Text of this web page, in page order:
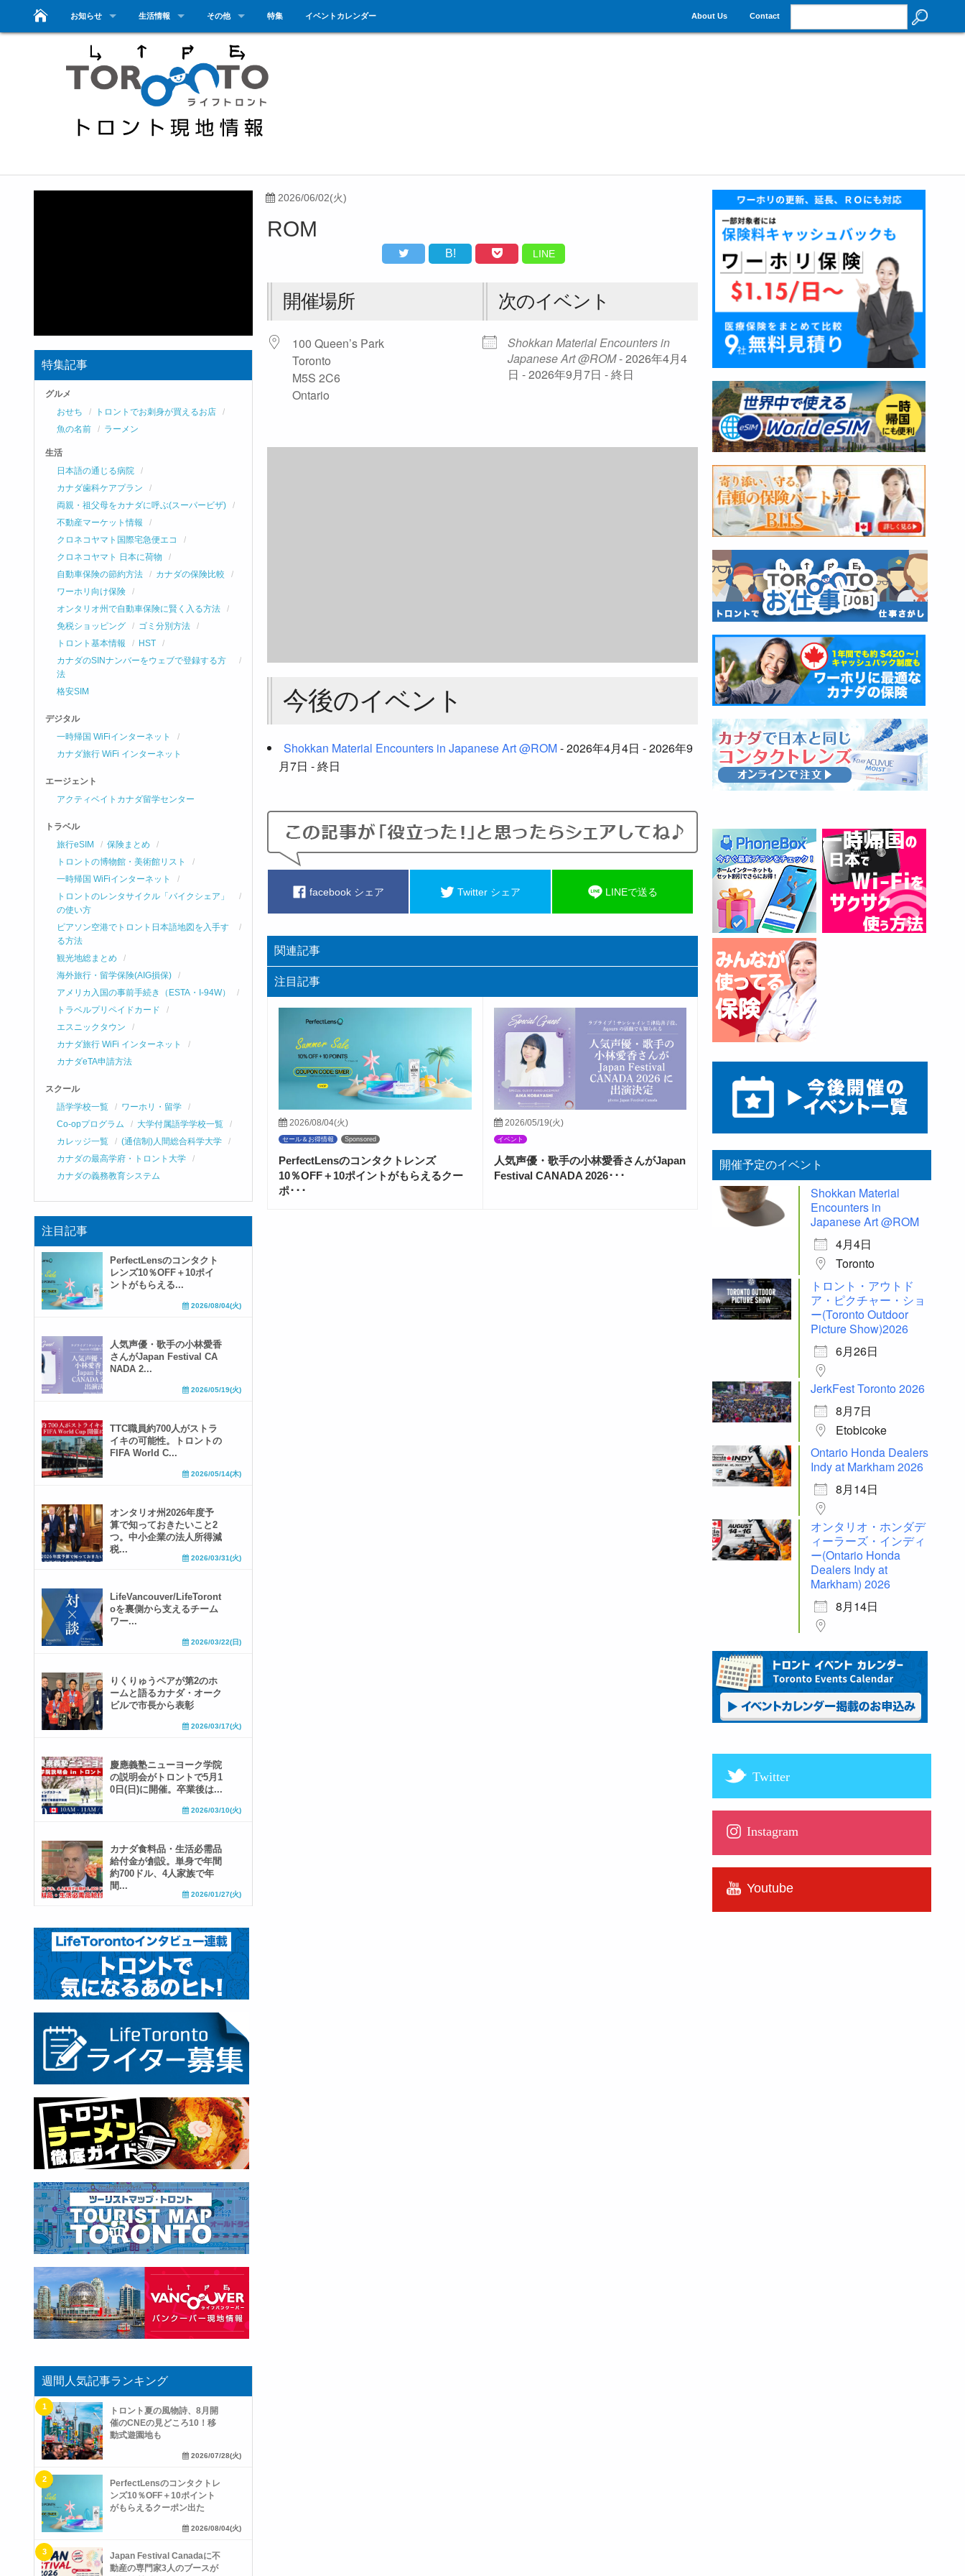
お知らせ 生活情報 その他 特集 イベントカレンダー About Us Contact
2026/06/02(火)
ROM
B! LINE
開催場所
100 Queen’s Park
Toronto
M5S 2C6
Ontario
次のイベント
Shokkan Material Encounters in
Japanese Art @ROM- 2026年4月4
日 - 2026年9月7日 - 終日
今後のイベント
Shokkan Material Encounters in Japanese Art @ROM- 2026年4月4日 - 2026年9
月7日 - 終日
facebook シェア Twitter シェア LINEで送る
関連記事
注目記事
2026/08/04(火)
セール＆お得情報 Sponsored
PerfectLensのコンタクトレンズ
10％OFF＋10ポイントがもらえるクー
ポ･･･
2026/05/19(火)
イベント
人気声優・歌手の小林愛香さんがJapan
Festival CANADA 2026･･･
特集記事
グルメ
おせち
トロントでお刺身が買えるお店
魚の名前
ラーメン
生活
日本語の通じる病院
カナダ歯科ケアプラン
両親・祖父母をカナダに呼ぶ(スーパービザ)
不動産マーケット情報
クロネコヤマト国際宅急便エコ
クロネコヤマト 日本に荷物
自動車保険の節約方法
カナダの保険比較
ワーホリ向け保険
オンタリオ州で自動車保険に賢く入る方法
免税ショッピング
ゴミ分別方法
トロント基本情報
HST
カナダのSINナンバーをウェブで登録する方
法
格安SIM
デジタル
一時帰国 WiFiインターネット
カナダ旅行 WiFi インターネット
エージェント
アクティベイトカナダ留学センター
トラベル
旅行eSIM
保険まとめ
トロントの博物館・美術館リスト
一時帰国 WiFiインターネット
トロントのレンタサイクル「バイクシェア」
の使い方
ピアソン空港でトロント日本語地図を入手す
る方法
観光地総まとめ
海外旅行・留学保険(AIG損保)
アメリカ入国の事前手続き（ESTA・I-94W）
トラベルプリペイドカード
エスニックタウン
カナダ旅行 WiFi インターネット
カナダeTA申請方法
スクール
語学学校一覧
ワーホリ・留学
Co-opプログラム
大学付属語学学校一覧
カレッジ一覧
(通信制)人間総合科学大学
カナダの最高学府・トロント大学
カナダの義務教育システム
注目記事
PerfectLensのコンタクト
レンズ10％OFF＋10ポイ
ントがもらえる...
2026/08/04(火)
人気声優・歌手の小林愛香
さんがJapan Festival CA
NADA 2...
2026/05/19(火)
TTC職員約700人がストラ
イキの可能性。トロントの
FIFA World C...
2026/05/14(木)
オンタリオ州2026年度予
算で知っておきたいこと2
つ。中小企業の法人所得減
税...
2026/03/31(火)
LifeVancouver/LifeToront
oを裏側から支えるチーム
ワー...
2026/03/22(日)
りくりゅうペアが第2のホ
ームと語るカナダ・オーク
ビルで市長から表彰
2026/03/17(火)
慶應義塾ニューヨーク学院
の説明会がトロントで5月1
0日(日)に開催。卒業後は...
2026/03/10(火)
カナダ食料品・生活必需品
給付金が創設。単身で年間
約700ドル、4人家族で年
間...
2026/01/27(火)
週間人気記事ランキング
トロント夏の風物詩、8月開
催のCNEの見どころ10！移
動式遊園地も
2026/07/28(火)
PerfectLensのコンタクトレ
ンズ10％OFF＋10ポイント
がもらえるクーポン出た
2026/08/04(火)
Japan Festival Canadaに不
動産の専門家3人のブースが
開催予定のイベント
Shokkan Material
Encounters in
Japanese Art @ROM
4月4日
Toronto
トロント・アウトド
ア・ピクチャー・ショ
ー(Toronto Outdoor
Picture Show)2026
6月26日
JerkFest Toronto 2026
8月7日
Etobicoke
Ontario Honda Dealers
Indy at Markham 2026
8月14日
オンタリオ・ホンダデ
ィーラーズ・インディ
ー(Ontario Honda
Dealers Indy at
Markham) 2026
8月14日
Twitter
Instagram
Youtube